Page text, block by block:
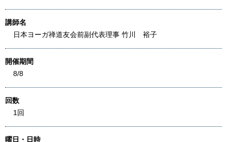
講師名
日本ヨーガ禅道友会前副代表理事 竹川 裕子
開催期間
8/8
回数
1回
曜日・日時